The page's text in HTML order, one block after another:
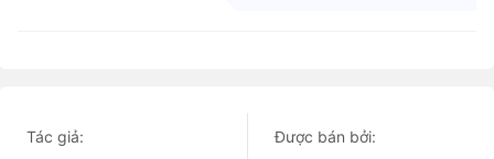
Tác giả:
Được bán bởi: